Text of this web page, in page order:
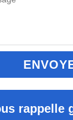
rappelle